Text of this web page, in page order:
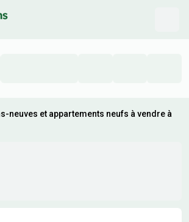
neuves et appartements neufs à vendre à